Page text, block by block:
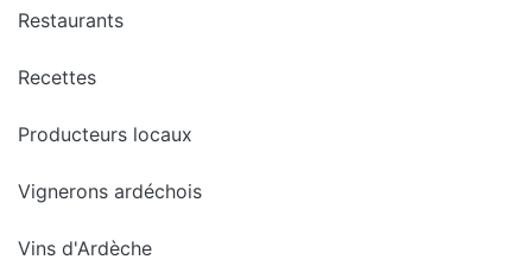
Restaurants
Recettes
Producteurs locaux
Vignerons ardéchois
Vins d'Ardèche